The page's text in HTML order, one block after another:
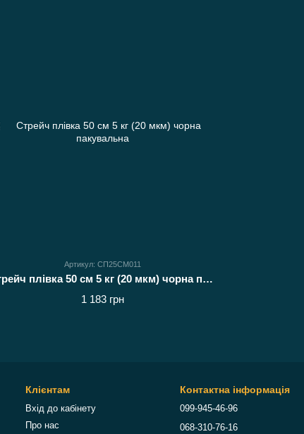
Артикул: СП25СМ011
Стрейч плівка 50 см 5 кг (20 мкм) чорна пакувальна
1 183 грн
Клієнтам
Вхід до кабінету
Про нас
Контактна інформація
099-945-46-96
068-310-76-16